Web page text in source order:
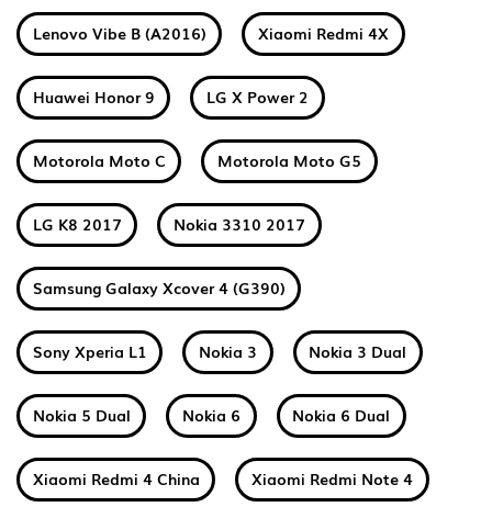
Lenovo Vibe B (A2016) Xiaomi Redmi 4X
Huawei Honor 9 LG X Power 2
Motorola Moto C Motorola Moto G5
LG K8 2017 Nokia 3310 2017
Samsung Galaxy Xcover 4 (G390)
Sony Xperia L1 Nokia 3 Nokia 3 Dual
Nokia 5 Dual Nokia 6 Nokia 6 Dual
Xiaomi Redmi 4 China Xiaomi Redmi Note 4